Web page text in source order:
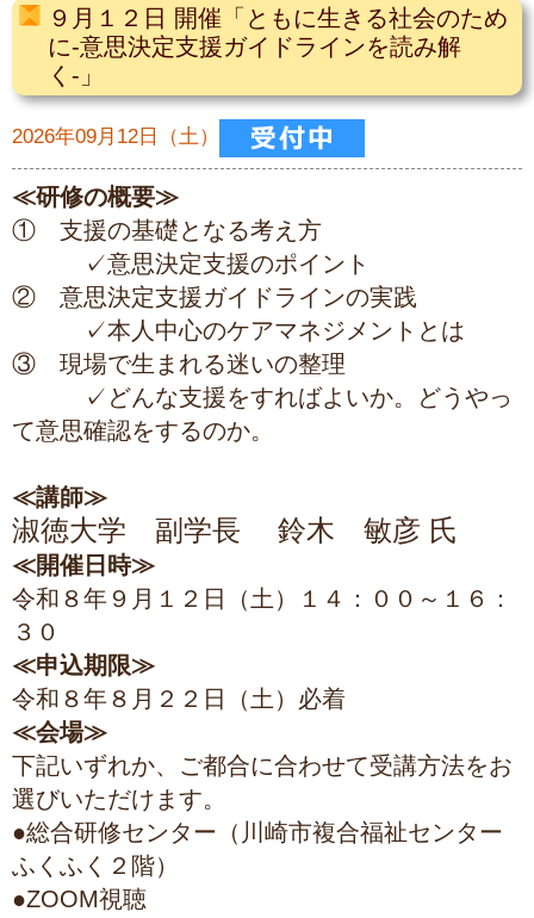
９月１２日 開催「ともに生きる社会のため
に-意思決定支援ガイドラインを読み解
く-」
2026年09月12日（土）
≪研修の概要≫
① 支援の基礎となる考え方
✓意思決定支援のポイント
② 意思決定支援ガイドラインの実践
✓本人中心のケアマネジメントとは
③ 現場で生まれる迷いの整理
✓どんな支援をすればよいか。どうやっ
て意思確認をするのか。
≪講師≫
淑徳大学 副学長 鈴木 敏彦 氏
≪開催日時≫
令和８年９月１２日（土）１４：００～１６：
３０
≪申込期限≫
令和８年８月２２日（土）必着
≪会場≫
下記いずれか、ご都合に合わせて受講方法をお
選びいただけます。
●総合研修センター（川崎市複合福祉センター
ふくふく２階）
●ZOOM視聴